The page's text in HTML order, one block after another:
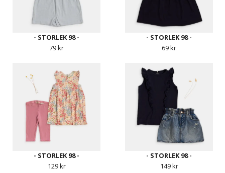
- STORLEK 98 -
79 kr
- STORLEK 98 -
69 kr
- STORLEK 98 -
129 kr
- STORLEK 98 -
149 kr